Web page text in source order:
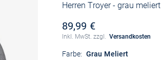
Herren Troyer- grau meliert
89,99 €
Inkl. MwSt. zzgl. Versandkosten
Farbe: Grau Meliert